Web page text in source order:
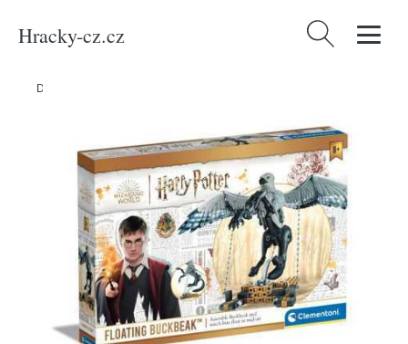
Hracky-cz.cz Vyhledávání
Domů